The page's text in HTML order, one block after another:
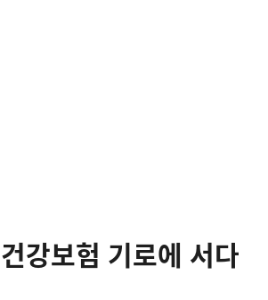
강보험 기로에 서다